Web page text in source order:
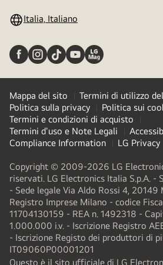
Italia, Italiano
Mappa del sito
Termini di utilizzo
Politica sulla privacy
Politica sui
Termini e condizioni di acquisto
Termini d'uso e Note Legali
Compliance Information
LG Privacy
Copyright © 2009-2026 LG
riservati. LG Electronics Italia S.p.A. -
- Sede legale Via Aldo Rossi 4, 20149
Registro Imprese Milano - codice
11704130159 - REA n. 1492318 -
1.000.000 i.v. - Iscrizione Registro
- Iscrizione Registo dei produttori di
IT09060P00001201
Questo è il sito ufficiale di LG